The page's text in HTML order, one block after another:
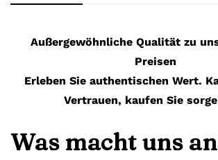
Außergewöhnliche Qualität zu
Preisen
Erleben Sie authentischen Wert.
Vertrauen, kaufen Sie
Was macht uns